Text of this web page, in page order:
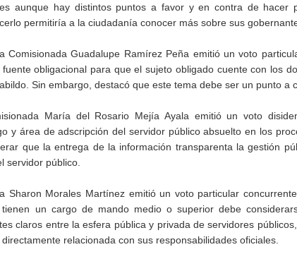
aunque hay distintos puntos a favor y en contra de hacer
permitiría a la ciudadanía conocer más sobre sus
Comisionada Guadalupe Ramírez Peña emitió un voto
obligacional para que el sujeto obligado cuente con los
Sin embargo, destacó que este tema debe ser un punto a
María del Rosario Mejía Ayala emitió un voto
y área de adscripción del servidor público absuelto en los
que la entrega de la información transparenta la gestión
servidor público.
Sharon Morales Martínez emitió un voto particular
un cargo de mando medio o superior debe
claros entre la esfera pública y privada de servidores
relacionada con sus responsabilidades oficiales.